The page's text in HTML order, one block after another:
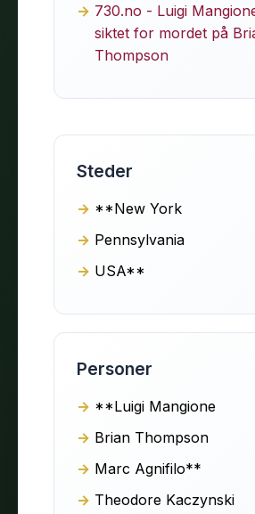
730.no - Luigi
siktet for mordet på
Thompson
Steder
**New York
Pennsylvania
USA**
Personer
**Luigi Mangione
Brian Thompson
Marc Agnifilo**
Theodore Kaczynski